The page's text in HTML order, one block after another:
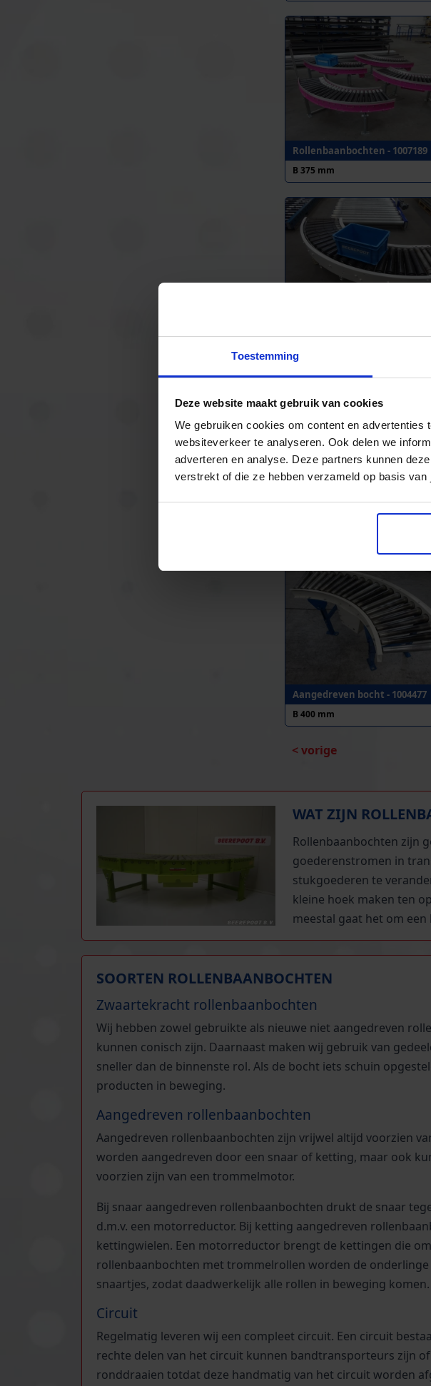
Toestemming
Deze website maakt gebruik van cookies
We gebruiken cookies om content en
websiteverkeer te analyseren. Ook delen we
adverteren en analyse. Deze partners kunnen
verstrekt of die ze hebben verzameld op basis
Rollenbaanbochten - 1007189
B 375 mm
B 390 mm
Aangedreven bocht - 1007326
Aangedreven bocht - 1004477
B 400 mm
< vorige
WAT ZIJN
Rollenbaanbochten zijn
goederenstromen in
stukgoederen te
kleine hoek maken ten
meestal gaat het om een
SOORTEN ROLLENBAANBOCHTEN
Zwaartekracht rollenbaanbochten
Wij hebben zowel gebruikte als nieuwe niet aangedreven
kunnen conisch zijn. Daarnaast maken wij gebruik van
sneller dan de binnenste rol. Als de bocht iets schuin
producten in beweging.
Aangedreven rollenbaanbochten
Aangedreven rollenbaanbochten zijn vrijwel altijd voorzien
worden aangedreven door een snaar of ketting, maar ook
voorzien zijn van een trommelmotor.
Bij snaar aangedreven rollenbaanbochten drukt de snaar
d.m.v. een motorreductor. Bij ketting aangedreven
kettingwielen. Een motorreductor brengt de kettingen die
rollenbaanbochten met trommelrollen worden de
snaartjes, zodat daadwerkelijk alle rollen in beweging komen.
Circuit
Regelmatig leveren wij een compleet circuit. Een circuit
rechte delen van het circuit kunnen bandtransporteurs zijn
ronddraaien totdat deze handmatig van het circuit worden